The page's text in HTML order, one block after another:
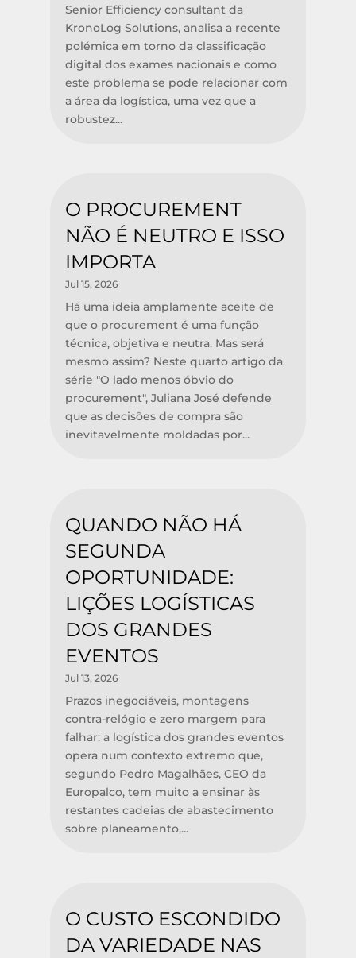
Senior Efficiency consultant da
KronoLog Solutions, analisa a recente
polémica em torno da classificação
digital dos exames nacionais e como
este problema se pode relacionar com
a área da logística, uma vez que a
robustez...
O PROCUREMENT
NÃO É NEUTRO E ISSO
IMPORTA
Jul 15, 2026
Há uma ideia amplamente aceite de
que o procurement é uma função
técnica, objetiva e neutra. Mas será
mesmo assim? Neste quarto artigo da
série "O lado menos óbvio do
procurement", Juliana José defende
que as decisões de compra são
inevitavelmente moldadas por...
QUANDO NÃO HÁ
SEGUNDA
OPORTUNIDADE:
LIÇÕES LOGÍSTICAS
DOS GRANDES
EVENTOS
Jul 13, 2026
Prazos inegociáveis, montagens
contra-relógio e zero margem para
falhar: a logística dos grandes eventos
opera num contexto extremo que,
segundo Pedro Magalhães, CEO da
Europalco, tem muito a ensinar às
restantes cadeias de abastecimento
sobre planeamento,...
O CUSTO ESCONDIDO
DA VARIEDADE NAS